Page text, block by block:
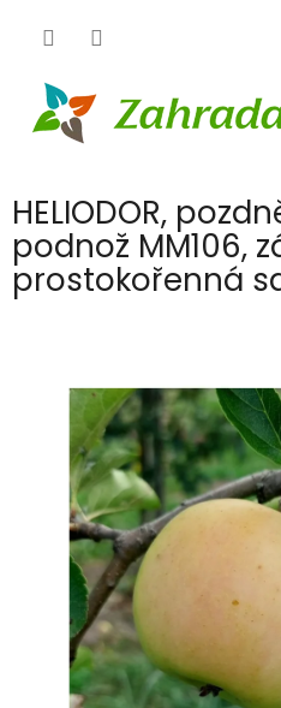
HELIODOR,
podnož MM106,
prostokořenná